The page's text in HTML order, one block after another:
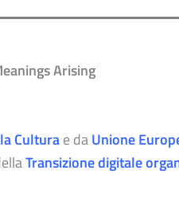
Arising
Culturae daUnione
Transizione digitale